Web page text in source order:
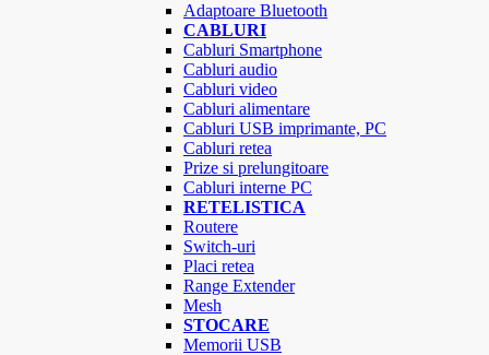
Adaptoare Bluetooth
CABLURI
Cabluri Smartphone
Cabluri audio
Cabluri video
Cabluri alimentare
Cabluri USB imprimante, PC
Cabluri retea
Prize si prelungitoare
Cabluri interne PC
RETELISTICA
Routere
Switch-uri
Placi retea
Range Extender
Mesh
STOCARE
Memorii USB